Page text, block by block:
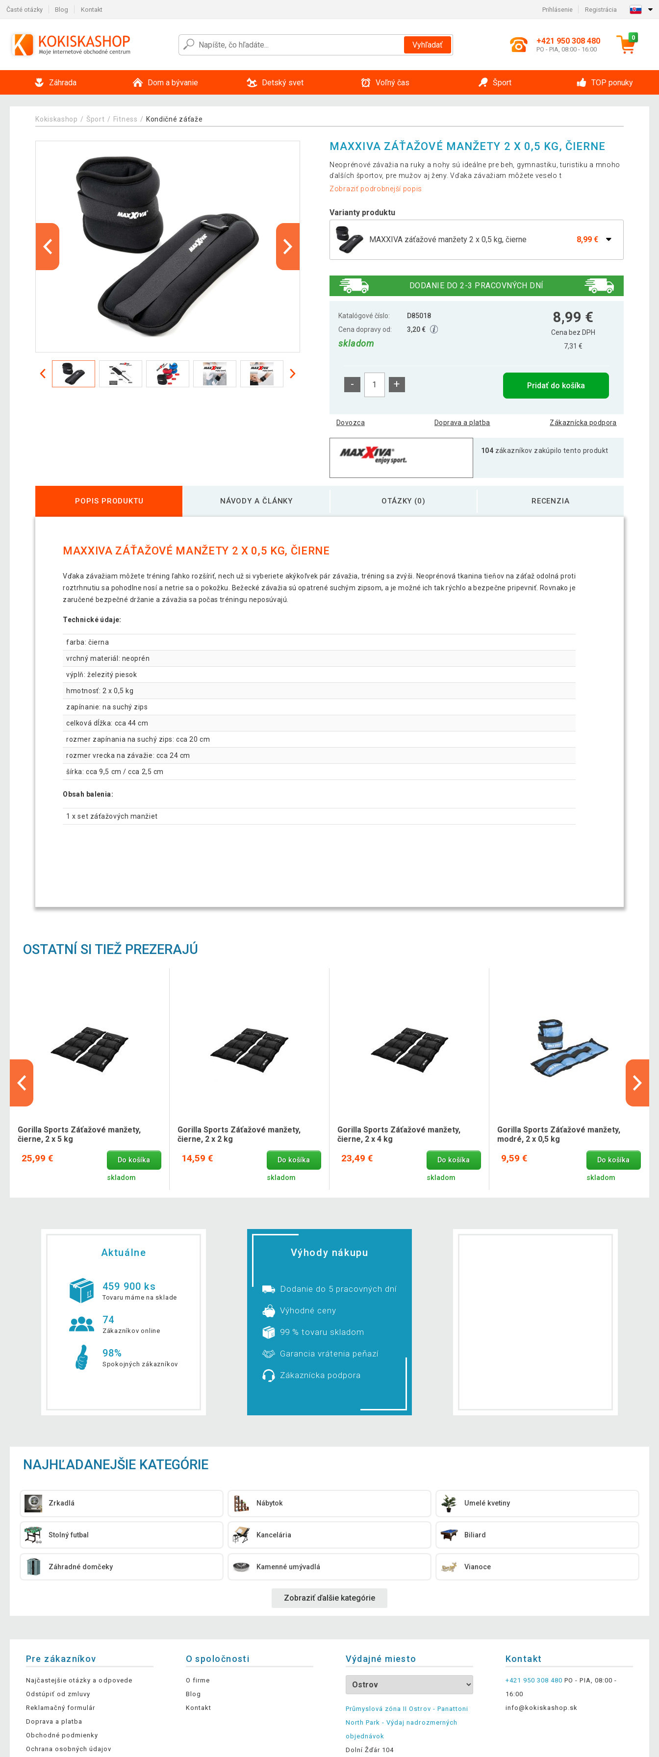
Časté otázky Blog Kontakt Prihlásenie Registrácia
Vyhľadať +421 950 308 480
PO - PIA, 08:00 - 16:00
0
Záhrada Dom a bývanie Detský svet Voľný čas Šport TOP ponuky
Kokiskashop Šport Fitness Kondičné záťaže
MAXXIVA ZÁŤAŽOVÉ MANŽETY 2 X 0,5 KG, ČIERNE
Neoprénové závažia na ruky a nohy sú ideálne pre beh, gymnastiku, turistiku a mnoho
ďalších športov, pre mužov aj ženy. Vďaka závažiam môžete veselo t
Zobraziť podrobnejší popis
Varianty produktu
MAXXIVA záťažové manžety 2 x 0,5 kg, čierne 8,99 €
MAXXIVA záťažové manžety 2 x 1,5 kg, červené
DODANIE DO 2-3 PRACOVNÝCH DNÍ
Katalógové číslo:
D85018
Cena dopravy od:
3,20 €
skladom
8,99 €
Cena bez DPH
7,31 €
- + Pridať do košíka
Dovozca Doprava a platba Zákaznícka podpora
104 zákazníkov zakúpilo tento produkt
POPIS PRODUKTU NÁVODY A ČLÁNKY OTÁZKY (0) RECENZIA
MAXXIVA ZÁŤAŽOVÉ MANŽETY 2 X 0,5 KG, ČIERNE
Vďaka závažiam môžete tréning ľahko rozšíriť, nech už si vyberiete akýkoľvek pár závažia, tréning sa zvýši. Neoprénová tkanina tieňov na záťaž odolná proti
roztrhnutiu sa pohodlne nosí a netrie sa o pokožku. Bežecké závažia sú opatrené suchým zipsom, a je možné ich tak rýchlo a bezpečne pripevniť. Rovnako je
zaručené bezpečné držanie a závažia sa počas tréningu neposúvajú.
Technické údaje:
farba: čierna
vrchný materiál: neoprén
výplň: železitý piesok
hmotnosť: 2 x 0,5 kg
zapínanie: na suchý zips
celková dĺžka: cca 44 cm
rozmer zapínania na suchý zips: cca 20 cm
rozmer vrecka na závažie: cca 24 cm
šírka: cca 9,5 cm / cca 2,5 cm
Obsah balenia:
1 x set záťažových manžiet
OSTATNÍ SI TIEŽ PREZERAJÚ
Gorilla Sports Záťažové manžety,
čierne, 2 x 5 kg
25,99 € Do košíka
skladom
Gorilla Sports Záťažové manžety,
čierne, 2 x 2 kg
14,59 € Do košíka
skladom
Gorilla Sports Záťažové manžety,
čierne, 2 x 4 kg
23,49 € Do košíka
skladom
Gorilla Sports Záťažové manžety,
modré, 2 x 0,5 kg
9,59 € Do košíka
skladom
Aktuálne
459 900 ks
Tovaru máme na sklade
74
Zákazníkov online
98%
Spokojných zákazníkov
Výhody nákupu
Dodanie do 5 pracovných dní
Výhodné ceny
99 % tovaru skladom
Garancia vrátenia peňazí
Zákaznícka podpora
NAJHĽADANEJŠIE KATEGÓRIE
Zrkadlá Nábytok Umelé kvetiny
Stolný futbal Kancelária Biliard
Záhradné domčeky Kamenné umývadlá Vianoce
Zobraziť ďalšie kategórie
Pre zákazníkov
Najčastejšie otázky a odpovede
Odstúpiť od zmluvy
Reklamačný formulár
Doprava a platba
Obchodné podmienky
Ochrana osobných údajov
O spoločnosti
O firme
Blog
Kontakt
Výdajné miesto
Průmyslová zóna II Ostrov - Panattoni
North Park - Výdaj nadrozmerných
objednávok
Dolní Žďár 104
Kontakt
+421 950 308 480 PO - PIA, 08:00 -
16:00
info@kokiskashop.sk